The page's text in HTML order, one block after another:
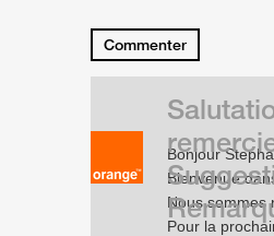
Commenter
Bonjour
Bienvenue
Nous sommes
Pour la